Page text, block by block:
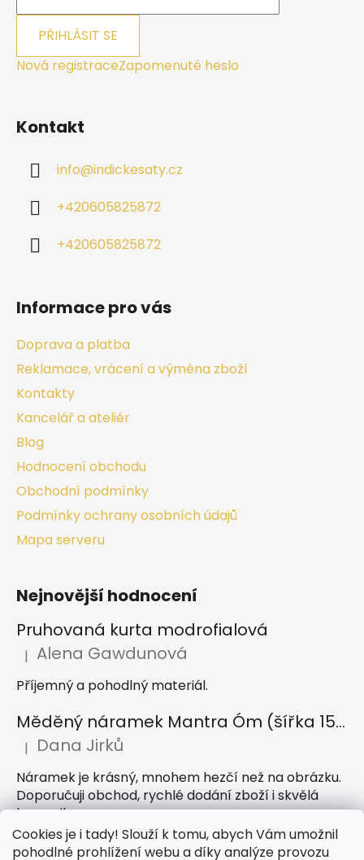
Cookies je i tady! Slouží k tomu, abych Vám umožnil
pohodlné prohlížení webu a díky analýze provozu
PŘIHLÁSIT SE
Nová registraceZapomenuté heslo
Kontakt
info@indickesaty.cz
+420605825872
+420605825872
Informace pro vás
Doprava a platba
Reklamace, vrácení a výměna zboží
Kontakty
Kancelář a ateliér
Blog
Hodnocení obchodu
Obchodní podmínky
Podmínky ochrany osobních údajů
Mapa serveru
Nejnovější hodnocení
Pruhovaná kurta modrofialová
Hodnocení produktu je 5 z 5 hvězdiček.
| Alena Gawdunová
Příjemný a pohodlný materiál.
Měděný náramek Mantra Óm (šířka 15 mm)
Hodnocení produktu je 5 z 5 hvězdiček.
| Dana Jirků
Náramek je krásný, mnohem hezčí než na obrázku.
Doporučuji obchod, rychlé dodání zboží i skvělá
komunikace